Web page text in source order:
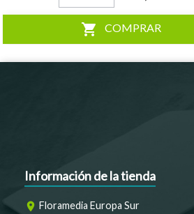
shopping_cart COMPRAR
Información de la tienda
room Floramedia Europa Sur